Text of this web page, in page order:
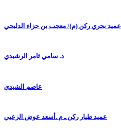
عميد بحري ركن (م)/ معجب بن جزاء الدلبحي
د. سامي ثامر الرشيدي
عاصم الشيدي
عميد طيار ركن ـ م .أسعد عوض الزعبي